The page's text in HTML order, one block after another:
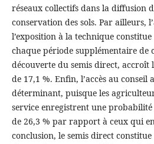
réseaux collectifs dans la diffusion
conservation des sols. Par ailleurs,
l’exposition à la technique
chaque période supplémentaire de
découverte du semis direct,
de 17,1 %. Enfin, l’accès au
déterminant, puisque les
service enregistrent une
de 26,3 % par rapport à ceux qui
conclusion, le semis direct